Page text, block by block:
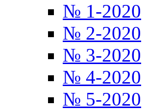
№ 1-2020
№ 2-2020
№ 3-2020
№ 4-2020
№ 5-2020